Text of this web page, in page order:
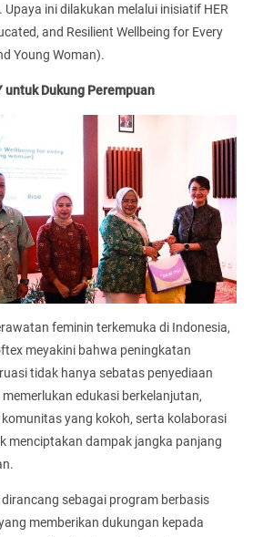
Upaya ini dilakukan melalui inisiatif HER
and Resilient Wellbeing for Every
Young Woman).
untuk Dukung Perempuan
feminin terkemuka di Indonesia,
meyakini bahwa peningkatan
tidak hanya sebatas penyediaan
edukasi berkelanjutan,
yang kokoh, serta kolaborasi
menciptakan dampak jangka panjang
dirancang sebagai program berbasis
memberikan dukungan kepada